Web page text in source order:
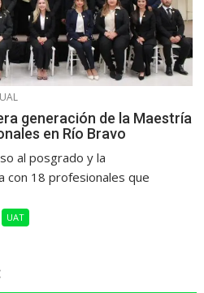
generación de la Maestría
en Río Bravo
al posgrado y la
con 18 profesionales que
UAT